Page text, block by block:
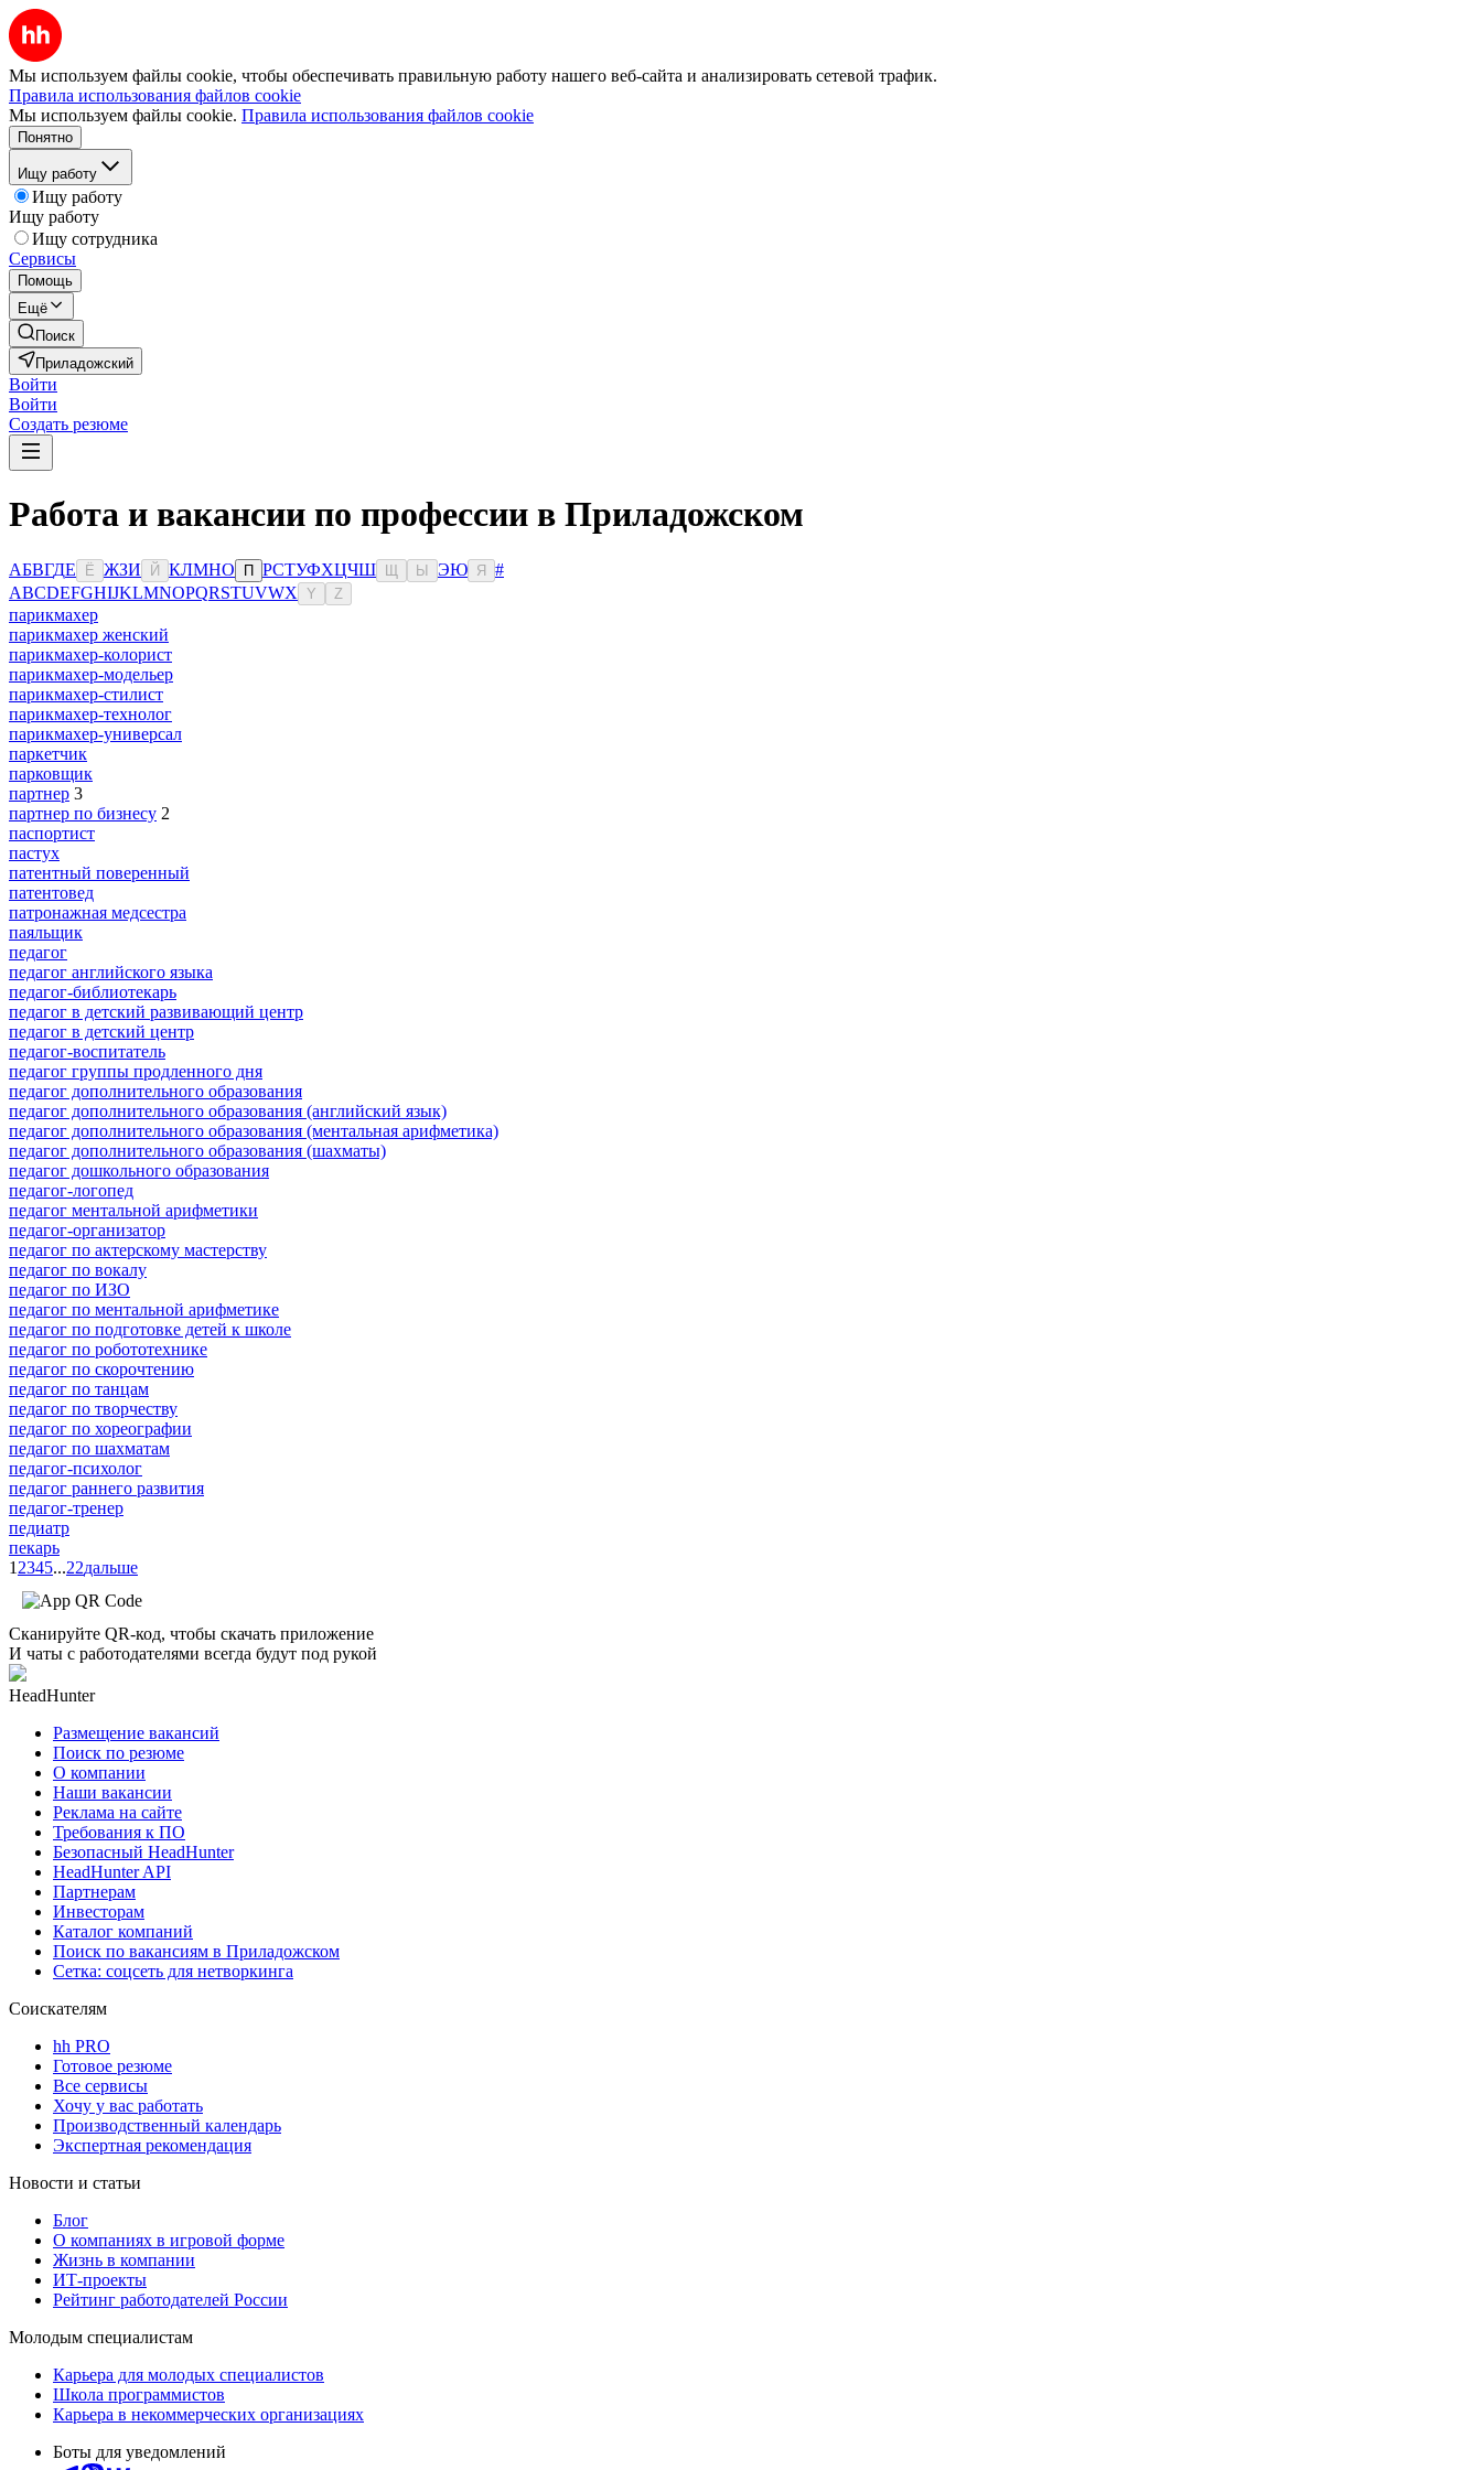
Мы используем файлы cookie, чтобы обеспечивать правильную работу нашего веб-сайта и анализировать сетевой трафик.
Правила использования файлов cookie
Мы используем файлы cookie. Правила использования файлов cookie
Понятно
Ищу работу
Ищу работу
Ищу работу
Ищу сотрудника
Сервисы
Помощь
Ещё
Поиск
Приладожский
Войти
Войти
Создать резюме
Работа и вакансии по профессии в Приладожском
АБВГДЕ Ё ЖЗИ Й КЛМНО П РСТУФХЦЧШ Ы ЭЮ Я
#
ABCDEFGHIJKLMNOPQRSTUVWX Y Z
парикмахер
парикмахер женский
парикмахер-колорист
парикмахер-модельер
парикмахер-стилист
парикмахер-технолог
парикмахер-универсал
паркетчик
парковщик
партнер 3
партнер по бизнесу 2
паспортист
пастух
патентный поверенный
патентовед
патронажная медсестра
паяльщик
педагог
педагог английского языка
педагог-библиотекарь
педагог в детский развивающий центр
педагог в детский центр
педагог-воспитатель
педагог группы продленного дня
педагог дополнительного образования
педагог дополнительного образования (английский язык)
педагог дополнительного образования (ментальная арифметика)
педагог дополнительного образования (шахматы)
педагог дошкольного образования
педагог-логопед
педагог ментальной арифметики
педагог-организатор
педагог по актерскому мастерству
педагог по вокалу
педагог по ИЗО
педагог по ментальной арифметике
педагог по подготовке детей к школе
педагог по робототехнике
педагог по скорочтению
педагог по танцам
педагог по творчеству
педагог по хореографии
педагог по шахматам
педагог-психолог
педагог раннего развития
педагог-тренер
педиатр
пекарь
1 2345...22дальше
Сканируйте QR-код, чтобы скачать приложение
И чаты с работодателями всегда будут под рукой
HeadHunter
Размещение вакансий
Поиск по резюме
О компании
Наши вакансии
Реклама на сайте
Требования к ПО
Безопасный HeadHunter
HeadHunter API
Партнерам
Инвесторам
Каталог компаний
Поиск по вакансиям в Приладожском
Сетка: соцсеть для нетворкинга
Соискателям
hh PRO
Готовое резюме
Все сервисы
Хочу у вас работать
Производственный календарь
Экспертная рекомендация
Новости и статьи
Блог
О компаниях в игровой форме
Жизнь в компании
ИТ-проекты
Рейтинг работодателей России
Молодым специалистам
Карьера для молодых специалистов
Школа программистов
Карьера в некоммерческих организациях
Боты для уведомлений